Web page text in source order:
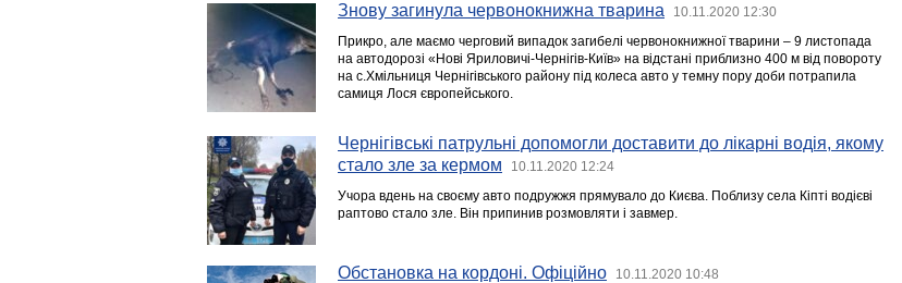
Знову загинула червонокнижна тварина 10.11.2020 12:30
Прикро, але маємо черговий випадок загибелі червонокнижної тварини – 9 листопада
на автодорозі «Нові Яриловичі-Чернігів-Київ» на відстані приблизно 400 м від повороту
на с.Хмільниця Чернігівського району під колеса авто у темну пору доби потрапила
самиця Лося європейського.
Чернігівські патрульні допомогли доставити до лікарні водія, якому
стало зле за кермом
10.11.2020 12:24
Учора вдень на своєму авто подружжя прямувало до Києва. Поблизу села Кіпті водієві
раптово стало зле. Він припинив розмовляти і завмер.
Обстановка на кордоні. Офіційно 10.11.2020 10:48